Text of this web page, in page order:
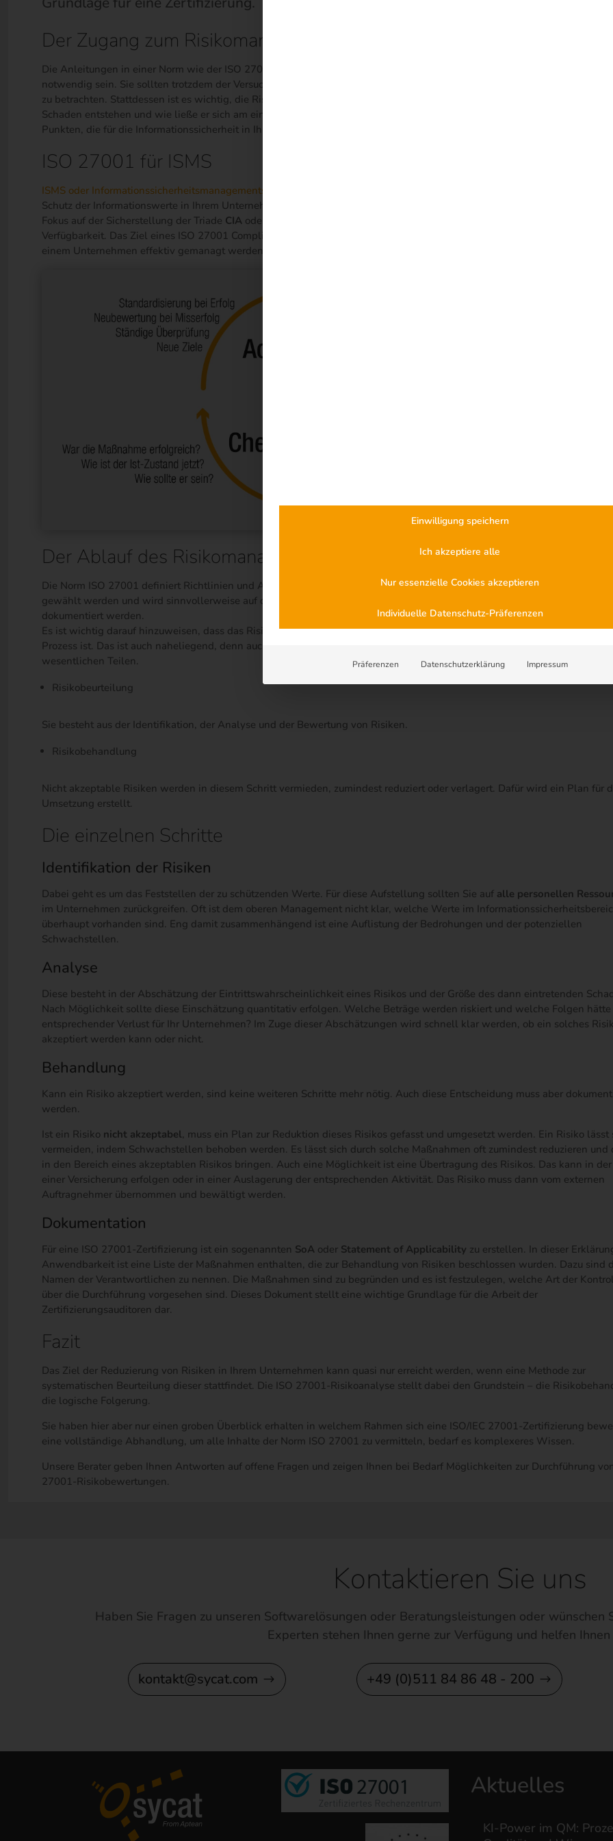
Der Zugang zum Risikomanagement
Die Anleitungen in einer Norm wie der ISO 27001 und andere Checklisten sind nützlich und können für eine Zertifizierung
notwendig sein. Sie sollten trotzdem der Versuchung widerstehen, diese Dokumente als eine Reihe von abzuhakenden
zu betrachten. Stattdessen ist es wichtig, die Risiken vom Verursacher oder Angreifer her zu betrachten. Wo kann der größte
Schaden entstehen und wie ließe er sich am einfachsten anrichten? Auf diese Weise kommen Sie schnell zu den
Punkten, die für die Informationssicherheit in Ihrem Unternehmen gelöst werden müssen.
ISO 27001 für ISMS
ISMS oder Informationssicherheitsmanagementsysteme
Schutz der Informationswerte in Ihrem Unternehmen darstellt. Wie allgemein im Bereich der Informationssicherheit liegt der
Fokus auf der Sicherstellung der Triade CIA oder
Verfügbarkeit. Das Ziel eines ISO 27001 Compliance-Prozesses ist der Nachweis, dass Risiken für die
einem Unternehmen effektiv gemanagt werden.
Der Ablauf des Risikomanagements
Die Norm ISO 27001 definiert Richtlinien und Abläufe für dieses Risikomanagement. Die Methodik selbst kann von Ihnen
gewählt werden und wird sinnvollerweise auf die Anforderungen in Ihrem Unternehmen angepasst. Diese Methodik muss
dokumentiert werden.
Es ist wichtig darauf hinzuweisen, dass das Risikomanagement kein einmaliger, sondern ein regelmäßig durchzuführender
Prozess ist. Das ist auch naheliegend, denn auch die Risiken verändern sich. Der Prozess zu ihrem Management besteht
wesentlichen Teilen.
Risikobeurteilung
Sie besteht aus der Identifikation, der Analyse und der Bewertung von Risiken.
Risikobehandlung
Nicht akzeptable Risiken werden in diesem Schritt vermieden, zumindest reduziert oder verlagert. Dafür wird ein Plan für
Umsetzung erstellt.
Die einzelnen Schritte
Identifikation der Risiken
Dabei geht es um das Feststellen der zu schützenden Werte. Für diese Aufstellung sollten Sie auf alle personellen
im Unternehmen zurückgreifen. Oft ist dem oberen Management nicht klar, welche Werte im
überhaupt vorhanden sind. Eng damit zusammenhängend ist eine Auflistung der Bedrohungen und der potenziellen
Schwachstellen.
Analyse
Diese besteht in der Abschätzung der Eintrittswahrscheinlichkeit eines Risikos und der Größe des dann eintretenden
Nach Möglichkeit sollte diese Einschätzung quantitativ erfolgen. Welche Beträge werden riskiert und welche Folgen hätte
entsprechender Verlust für Ihr Unternehmen? Im Zuge dieser Abschätzungen wird schnell klar werden, ob ein solches
akzeptiert werden kann oder nicht.
Behandlung
Kann ein Risiko akzeptiert werden, sind keine weiteren Schritte mehr nötig. Auch diese Entscheidung muss aber
werden.
Ist ein Risiko nicht akzeptabel, muss ein Plan zur Reduktion dieses Risikos gefasst und umgesetzt werden. Ein Risiko lässt
vermeiden, indem Schwachstellen behoben werden. Es lässt sich durch solche Maßnahmen oft zumindest reduzieren und
in den Bereich eines akzeptablen Risikos bringen. Auch eine Möglichkeit ist eine Übertragung des Risikos. Das kann in der
einer Versicherung erfolgen oder in einer Auslagerung der entsprechenden Aktivität. Das Risiko muss dann vom externen
Auftragnehmer übernommen und bewältigt werden.
Dokumentation
Für eine ISO 27001-Zertifizierung ist ein sogenannten SoA oder Statement of Applicability zu erstellen. In dieser
Anwendbarkeit ist eine Liste der Maßnahmen enthalten, die zur Behandlung von Risiken beschlossen wurden. Dazu sind
Namen der Verantwortlichen zu nennen. Die Maßnahmen sind zu begründen und es ist festzulegen, welche Art der
über die Durchführung vorgesehen sind. Dieses Dokument stellt eine wichtige Grundlage für die Arbeit der
Zertifizierungsauditoren dar.
Fazit
Das Ziel der Reduzierung von Risiken in Ihrem Unternehmen kann quasi nur erreicht werden, wenn eine Methode zur
systematischen Beurteilung dieser stattfindet. Die ISO 27001-Risikoanalyse stellt dabei den Grundstein – die
die logische Folgerung.
Sie haben hier aber nur einen groben Überblick erhalten in welchem Rahmen sich eine ISO/IEC 27001-Zertifizierung
eine vollständige Abhandlung, um alle Inhalte der Norm ISO 27001 zu vermitteln, bedarf es komplexeres Wissen.
Unsere Berater geben Ihnen Antworten auf offene Fragen und zeigen Ihnen bei Bedarf Möglichkeiten zur Durchführung
27001-Risikobewertungen.
Kontaktieren Sie uns
Haben Sie Fragen zu unseren Softwarelösungen oder Beratungsleistungen oder wünschen
Experten stehen Ihnen gerne zur Verfügung und helfen
kontakt@sycat.com +49 (0)511 84 86 48 - 200
Aktuelles
KI-Power im QM:
Einwilligung speichern
Ich akzeptiere alle
Nur essenzielle Cookies akzeptieren
Individuelle Datenschutz-Präferenzen
Präferenzen Datenschutzerklärung Impressum